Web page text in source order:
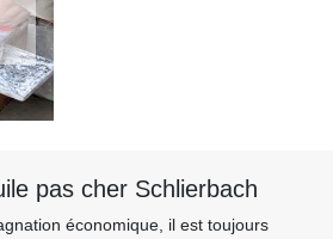
pas cher Schlierbach
économique, il est toujours